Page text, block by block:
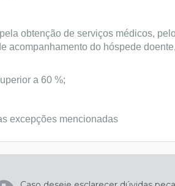
obtenção de serviços médicos,
acompanhamento do hóspede
a 60 %;
excepções mencionadas